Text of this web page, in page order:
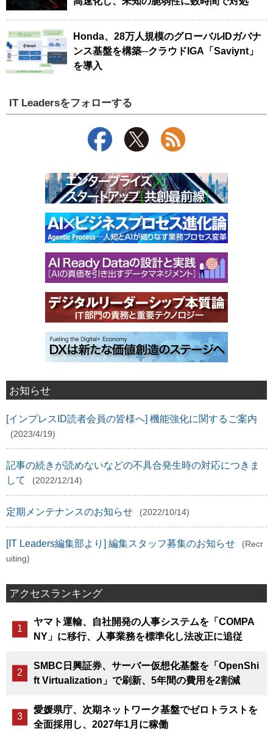
Honda、28万人規模のグローバルIDガバナ
ンス基盤を構築─クラウドIGA「Saviynt」
を導入
IT Leadersをフォローする
お知らせ
[インプレスID読者会員の皆様へ] 機能強化に関するご案内
(2023/4/19)
記事の続きが読めないなどの不具合発生時の対応につきま
して
(2022/12/14)
定期メンテナンスのお知らせ (2022/10/14)
[IT Leaders編集部より] 編集スタッフ募集のお知らせ
(Recr
uiting)
アクセスランキング
ヤマト運輸、自社開発の人事システムを「COMPA
NY」に移行、人事業務を標準化し法改正に追従
SMBC日興証券、サーバー仮想化基盤を「OpenShi
ft Virtualization」で刷新、5年間の費用を2割減
愛媛県庁、次期ネットワーク基盤でゼロトラストを
全面採用し、2027年1月に稼働